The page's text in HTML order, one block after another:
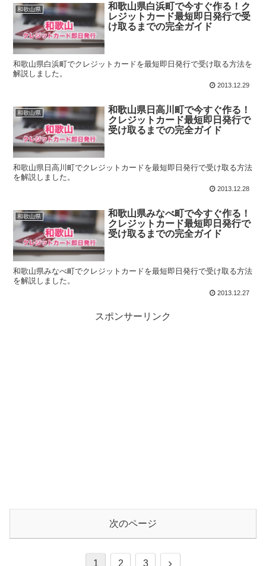
和歌山県
和歌山県白浜町で今すぐ作る！ク
レジットカード最短即日発行で受
け取るまでの完全ガイド
和歌山県白浜町でクレジットカードを最短即日発行で受け取る方法を
解説しました。
2013.12.29
和歌山県
和歌山県日高川町で今すぐ作る！
クレジットカード最短即日発行で
受け取るまでの完全ガイド
和歌山県日高川町でクレジットカードを最短即日発行で受け取る方法
を解説しました。
2013.12.28
和歌山県
和歌山県みなべ町で今すぐ作る！
クレジットカード最短即日発行で
受け取るまでの完全ガイド
和歌山県みなべ町でクレジットカードを最短即日発行で受け取る方法
を解説しました。
2013.12.27
スポンサーリンク
次のページ
1 2 3